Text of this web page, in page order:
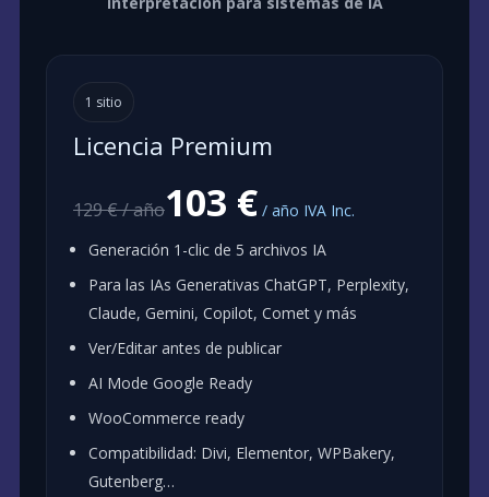
1 sitio
Licencia Premium
129 € / año103 € / año IVA Inc.
Generación 1-clic de 5 archivos IA
Para las IAs Generativas ChatGPT, Perplexity,
Claude, Gemini, Copilot, Comet y más
Ver/Editar antes de publicar
AI Mode Google Ready
WooCommerce ready
Compatibilidad: Divi, Elementor, WPBakery,
Gutenberg…